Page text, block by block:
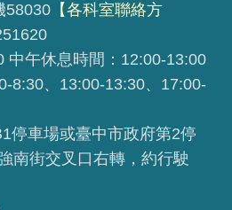
58030 【各科室聯絡方
中午休息時間：12:00-13:00
8:30、13:00-13:30、17:00-
停車場或臺中市政府第2停
南街交叉口右轉，約行駛